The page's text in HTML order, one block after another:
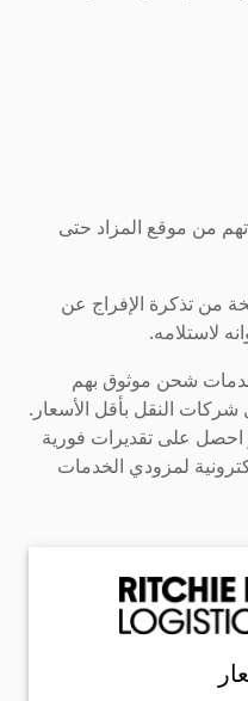
من موقع المزاد حتى
من تذكرة الإفراج عن
لاستلامه.
شحن موثوق بهم
النقل بأقل الأسعار.
على تقديرات فورية
لمزودي الخدمات